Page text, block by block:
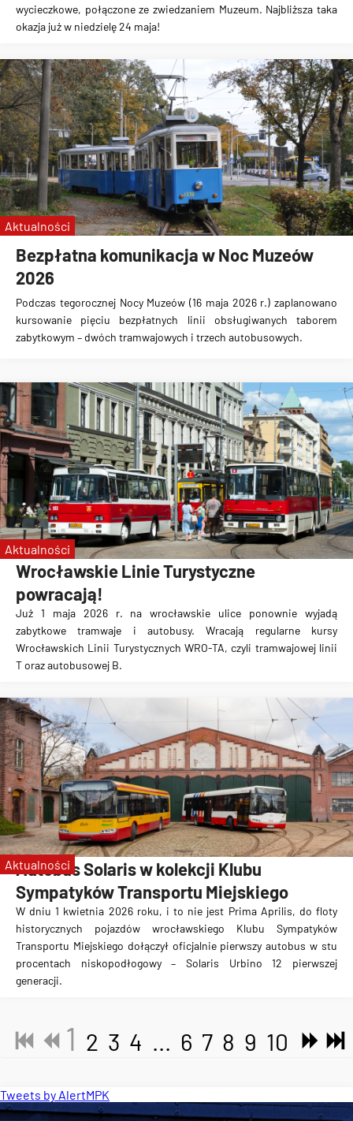
wycieczkowe, połączone ze zwiedzaniem Muzeum. Najbliższa taka
okazja już w niedzielę 24 maja!
Bezpłatna komunikacja w Noc Muzeów
2026
Podczas tegorocznej Nocy Muzeów (16 maja 2026 r.) zaplanowano
kursowanie pięciu bezpłatnych linii obsługiwanych taborem
zabytkowym – dwóch tramwajowych i trzech autobusowych.
Aktualności
Wrocławskie Linie Turystyczne
powracają!
Już 1 maja 2026 r. na wrocławskie ulice ponownie wyjadą
zabytkowe tramwaje i autobusy. Wracają regularne kursy
Wrocławskich Linii Turystycznych WRO-TA, czyli tramwajowej linii
T oraz autobusowej B.
Aktualności
Autobus Solaris w kolekcji Klubu
Sympatyków Transportu Miejskiego
W dniu 1 kwietnia 2026 roku, i to nie jest Prima Aprilis, do floty
historycznych pojazdów wrocławskiego Klubu Sympatyków
Transportu Miejskiego dołączył oficjalnie pierwszy autobus w stu
procentach niskopodłogowy – Solaris Urbino 12 pierwszej
generacji.
Aktualności
1 2 3 4 ... 6 7 8 9 10
Tweets by AlertMPK